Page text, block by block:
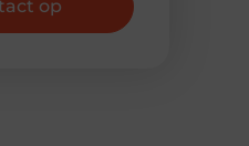
op